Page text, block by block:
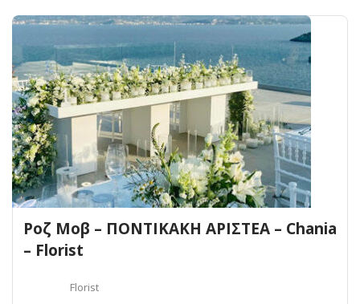
Ροζ Μοβ – ΠΟΝΤΙΚΑΚΗ ΑΡΙΣΤΕΑ – Chania
– Florist
Florist